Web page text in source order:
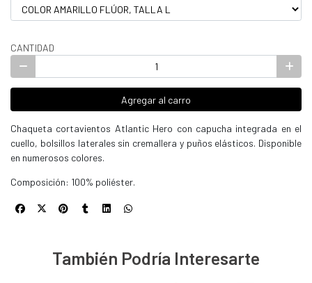
CANTIDAD
Agregar al carro
Chaqueta cortavientos Atlantic Hero con capucha integrada en el
cuello, bolsillos laterales sin cremallera y puños elásticos. Disponible
en numerosos colores.
Composición: 100% poliéster.
También Podría Interesarte